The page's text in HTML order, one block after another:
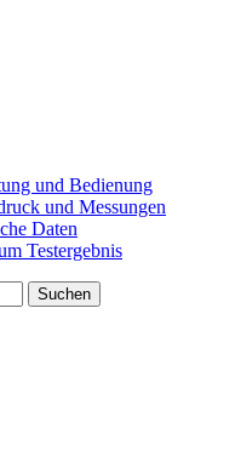
und Bedienung
und Messungen
Daten
Testergebnis